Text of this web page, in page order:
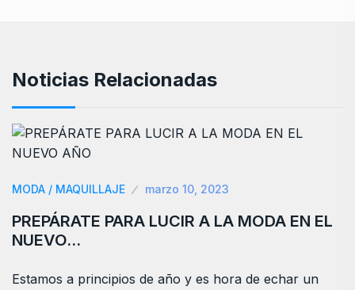
Noticias Relacionadas
MODA / MAQUILLAJE marzo 10, 2023
PREPÁRATE PARA LUCIR A LA MODA EN EL
NUEVO…
Estamos a principios de año y es hora de echar un